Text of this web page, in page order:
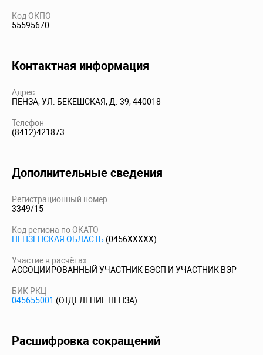
Код ОКПО
55595670
Контактная информация
Адрес
ПЕНЗА, УЛ. БЕКЕШСКАЯ, Д. 39, 440018
Телефон
(8412)421873
Дополнительные сведения
Регистрационный номер
3349/15
Код региона по ОКАТО
ПЕНЗЕНСКАЯ ОБЛАСТЬ (0456XXXXX)
Участие в расчётах
АССОЦИИРОВАННЫЙ УЧАСТНИК БЭСП И УЧАСТНИК ВЭР
БИК РКЦ
045655001 (ОТДЕЛЕНИЕ ПЕНЗА)
Расшифровка сокращений